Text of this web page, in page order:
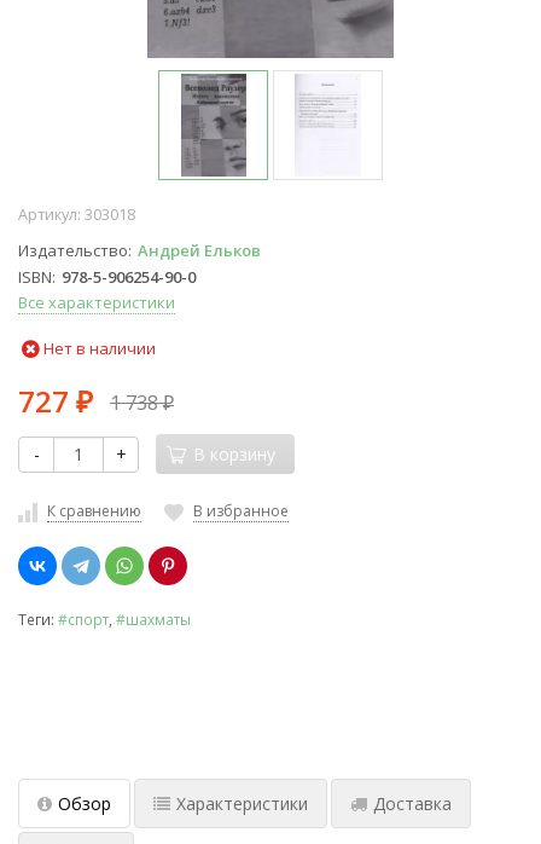
Артикул: 303018
Издательство Андрей Ельков
ISBN 978-5-906254-90-0
Все характеристики
Нет в наличии
727 ₽ 1 738₽
- + В корзину
К сравнению В избранное
Теги: #спорт #шахматы
Обзор Характеристики Доставка